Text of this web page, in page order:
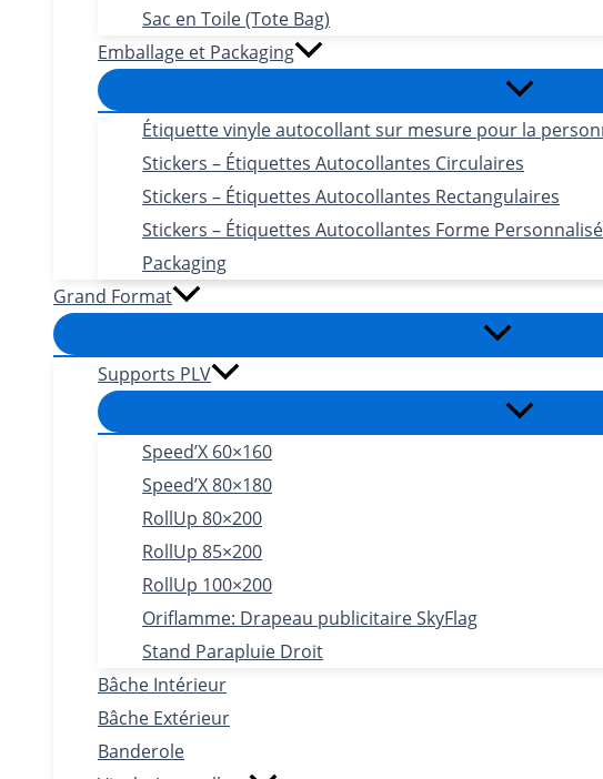
Sac en Toile (Tote Bag)
Emballage et Packaging
Étiquette vinyle autocollant sur mesure pour la
Stickers – Étiquettes Autocollantes Circulaires
Stickers – Étiquettes Autocollantes Rectangulaires
Stickers – Étiquettes Autocollantes Forme
Packaging
Grand Format
Supports PLV
Speed’X 60×160
Speed’X 80×180
RollUp 80×200
RollUp 85×200
RollUp 100×200
Oriflamme: Drapeau publicitaire SkyFlag
Stand Parapluie Droit
Bâche Intérieur
Bâche Extérieur
Banderole